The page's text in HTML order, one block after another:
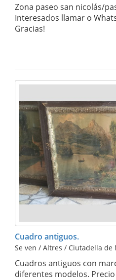
Zona paseo san nicolás/
Interesados llamar o
Gracias!
Cuadro antiguos.
Se ven / Altres / Ciutadella de
Cuadros antiguos con
diferentes modelos.